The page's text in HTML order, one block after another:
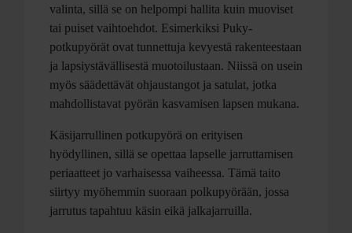
valinta, sillä se on helpompi hallita kuin muoviset
tai puiset vaihtoehdot. Esimerkiksi Puky-
potkupyörät ovat tunnettuja kevyestä rakenteestaan
ja lapsiystävällisestä muotoilustaan. Niissä on usein
myös säädettävät ohjaustangot ja satulat, jotka
mahdollistavat pyörän kasvamisen lapsen mukana.
Käsijarrullinen potkupyörä on erityisen
hyödyllinen, sillä se opettaa lapselle jarruttamisen
periaatteet jo varhaisessa vaiheessa. Tämä taito
siirtyy myöhemmin suoraan polkupyörään, jossa
jarrutus tapahtuu käsin eikä jalkajarruilla.